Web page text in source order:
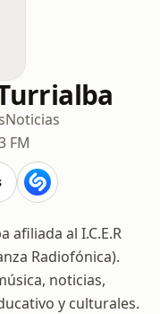
Noticias
FM
afiliada al I.C.E.R
Radiofónica).
noticias,
y culturales.